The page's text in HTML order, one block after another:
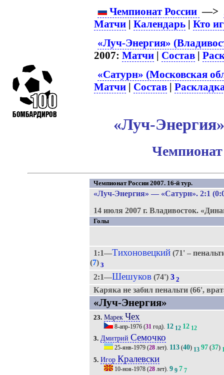
Чемпионат России —>
Матчи |Календарь |Кто
«Луч-Энергия»
2007:Матчи | Состав |
«Сатурн» (Московская
Матчи | Состав |
«Луч-
Чемпионат
Чемпионат России 2007. 16-й тур.
«Луч-Энергия» — «Сатурн». 2:1
14 июля 2007 г. Владивосток.
Голы
1:1—Тихоновецкий(71' –
(7) 3
2:1—Шешуков(74') 3 2
Каряка не забил пенальти (66',
«Луч-Энергия»
23. Марек Чех
8-апр-1976(31год). 12 12 12 12
3. Дмитрий Семочко
25-янв-1979(28лет). 113(40) 13 97(37)
5. Игор Кралевски
10-ноя-1978(28лет). 9 9 7 7